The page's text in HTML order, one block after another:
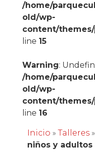
/home/
old/wp-
content/
line 15
Warning:
/home/
old/wp-
content/
line 16
Inicio » Talleres»
niños y adultos